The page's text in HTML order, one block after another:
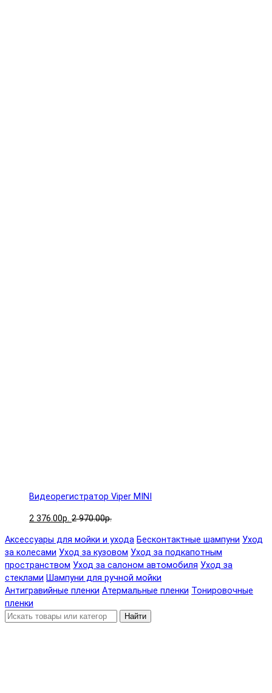
Видеорегистратор Viper MINI
2 376.00р. 2 970.00р.
Аксессуары для мойки и ухода Бесконтактные шампуни Уход
за колесами Уход за кузовом Уход за подкапотным
пространством Уход за салоном автомобиля Уход за
стеклами Шампуни для ручной мойки
Антигравийные пленки Атермальные пленки Тонировочные
пленки
Найти